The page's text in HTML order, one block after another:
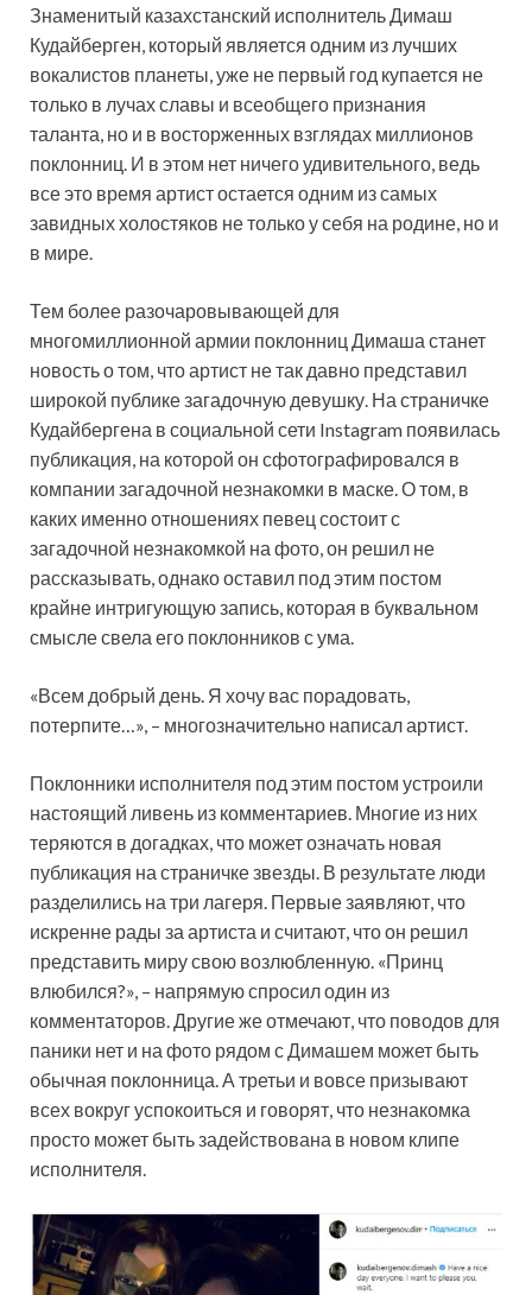
Знаменитый казахстанский исполнитель Димаш
Кудайберген, который является одним из лучших
вокалистов планеты, уже не первый год купается не
только в лучах славы и всеобщего признания
таланта, но и в восторженных взглядах миллионов
поклонниц. И в этом нет ничего удивительного, ведь
все это время артист остается одним из самых
завидных холостяков не только у себя на родине, но и
в мире.
Тем более разочаровывающей для
многомиллионной армии поклонниц Димаша станет
новость о том, что артист не так давно представил
широкой публике загадочную девушку. На страничке
Кудайбергена в социальной сети Instagram появилась
публикация, на которой он сфотографировался в
компании загадочной незнакомки в маске. О том, в
каких именно отношениях певец состоит с
загадочной незнакомкой на фото, он решил не
рассказывать, однако оставил под этим постом
крайне интригующую запись, которая в буквальном
смысле свела его поклонников с ума.
«Всем добрый день. Я хочу вас порадовать,
потерпите…», – многозначительно написал артист.
Поклонники исполнителя под этим постом устроили
настоящий ливень из комментариев. Многие из них
теряются в догадках, что может означать новая
публикация на страничке звезды. В результате люди
разделились на три лагеря. Первые заявляют, что
искренне рады за артиста и считают, что он решил
представить миру свою возлюбленную. «Принц
влюбился?», – напрямую спросил один из
комментаторов. Другие же отмечают, что поводов для
паники нет и на фото рядом с Димашем может быть
обычная поклонница. А третьи и вовсе призывают
всех вокруг успокоиться и говорят, что незнакомка
просто может быть задействована в новом клипе
исполнителя.